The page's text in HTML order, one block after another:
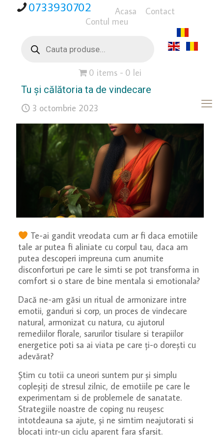
0733930702 Acasa
Contact
Contul meu
search
0 items 0 lei
Tu și călătoria ta de vindecare
3 octombrie 2023
Te-ai gandit vreodata cum ar fi daca emotiile
tale ar putea fi aliniate cu corpul tau, daca am
putea descoperi impreuna cum anumite
disconforturi pe care le simti se pot transforma in
comfort si o stare de bine mentala si emotionala?
Dacă ne-am găsi un ritual de armonizare intre
emotii, ganduri si corp, un proces de vindecare
natural, armonizat cu natura, cu ajutorul
remediilor florale, sarurilor tisulare si terapiilor
energetice poti sa ai viata pe care ți-o dorești cu
adevărat?
Știm cu totii ca uneori suntem pur și simplu
copleșiți de stresul zilnic, de emotiile pe care le
experimentam si de problemele de sanatate.
Strategiile noastre de coping nu reușesc
intotdeauna sa ajute, și ne simtim neajutorati si
blocati intr-un ciclu aparent fara sfarsit.